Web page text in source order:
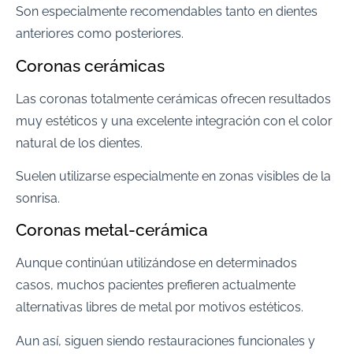
Son especialmente recomendables tanto en dientes
anteriores como posteriores.
Coronas cerámicas
Las coronas totalmente cerámicas ofrecen resultados
muy estéticos y una excelente integración con el color
natural de los dientes.
Suelen utilizarse especialmente en zonas visibles de la
sonrisa.
Coronas metal-cerámica
Aunque continúan utilizándose en determinados
casos, muchos pacientes prefieren actualmente
alternativas libres de metal por motivos estéticos.
Aun así, siguen siendo restauraciones funcionales y